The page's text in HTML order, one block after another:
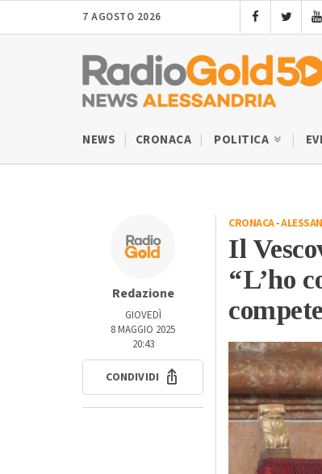
7 AGOSTO 2026
NEWS CRONACA POLITICA
Redazione
GIOVEDÌ
8 MAGGIO 2025
20:43
CONDIVIDI
CRONACA-
Il
“L’ho